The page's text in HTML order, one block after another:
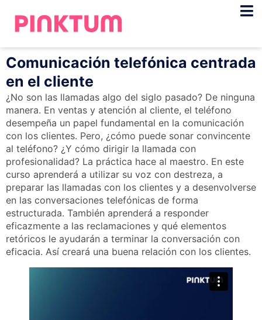
Comunicación telefónica centrada
en el cliente
¿No son las llamadas algo del siglo pasado? De ninguna
manera. En ventas y atención al cliente, el teléfono
desempeña un papel fundamental en la comunicación
con los clientes. Pero, ¿cómo puede sonar convincente
al teléfono? ¿Y cómo dirigir la llamada con
profesionalidad? La práctica hace al maestro. En este
curso aprenderá a utilizar su voz con destreza, a
preparar las llamadas con los clientes y a desenvolverse
en las conversaciones telefónicas de forma
estructurada. También aprenderá a responder
eficazmente a las reclamaciones y qué elementos
retóricos le ayudarán a terminar la conversación con
eficacia. Así creará una buena relación con los clientes.